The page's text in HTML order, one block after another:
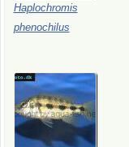
Haplochromis
phenochilus